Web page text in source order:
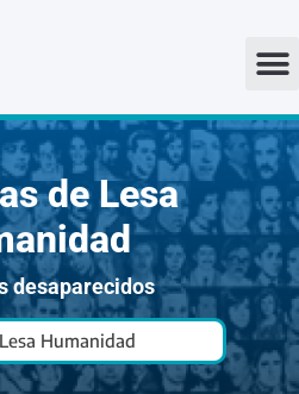
de Lesa
desaparecidos
Humanidad